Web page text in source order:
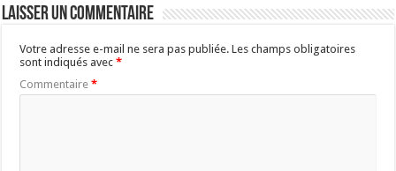
Laisser un commentaire
Votre adresse e-mail ne sera pas publiée. Les champs obligatoires
sont indiqués avec*
Commentaire*